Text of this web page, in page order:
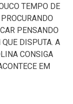
TEMPO DE
PENSANDO
DISPUTA. A
CONSIGA
EM